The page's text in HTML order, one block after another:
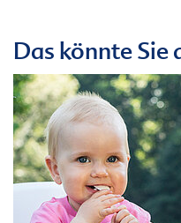
Das könnte Sie